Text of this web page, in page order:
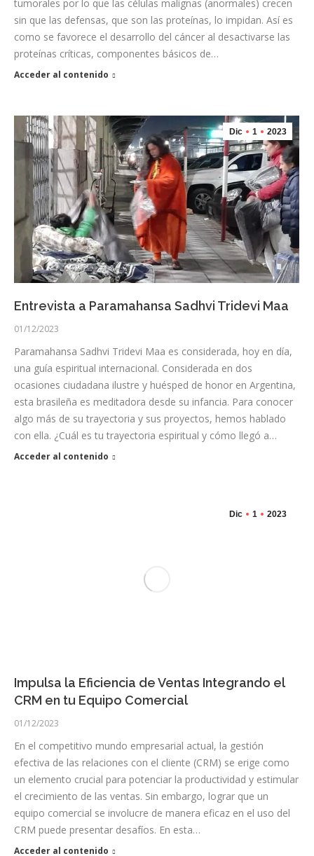
tumorales por lo que las células malignas (anormales) crecen
sin que las defensas, que son las proteínas, lo impidan. Así es
como se favorece el desarrollo del cáncer al desactivarse las
proteínas críticas, componentes básicos de…
Acceder al contenido
Dic 1 2023
Entrevista a Paramahansa Sadhvi Tridevi Maa
01/12/2023
Paramahansa Sadhvi Tridevi Maa es considerada, hoy en día,
una guía espiritual internacional. Considerada en dos
ocasiones ciudadana ilustre y huésped de honor en Argentina,
esta brasileña es meditadora desde su infancia. Para conocer
algo más de su trayectoria y sus proyectos, hemos hablado
con ella. ¿Cuál es tu trayectoria espiritual y cómo llegó a…
Acceder al contenido
Dic 1 2023
Impulsa la Eficiencia de Ventas Integrando el
CRM en tu Equipo Comercial
01/12/2023
En el competitivo mundo empresarial actual, la gestión
efectiva de las relaciones con el cliente (CRM) se erige como
un elemento crucial para potenciar la productividad y estimular
el crecimiento de las ventas. Sin embargo, lograr que un
equipo comercial se involucre de manera eficaz en el uso del
CRM puede presentar desafíos. En esta…
Acceder al contenido